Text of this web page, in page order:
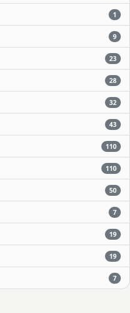
1
9
23
28
32
43
110
110
50
7
19
19
7